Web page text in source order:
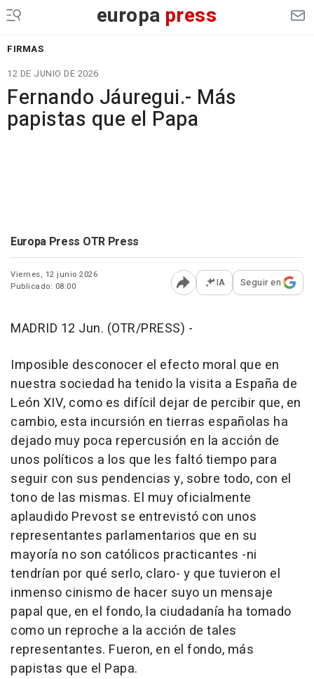
europa press
FIRMAS
12 DE JUNIO DE 2026
Fernando Jáuregui.- Más
papistas que el Papa
Europa Press OTR Press
Viernes, 12 junio 2026
Publicado: 08:00
Abrir opciones para
IA Seguir en
MADRID 12 Jun. (OTR/PRESS) -
Imposible desconocer el efecto moral que en
nuestra sociedad ha tenido la visita a España de
León XIV, como es difícil dejar de percibir que, en
cambio, esta incursión en tierras españolas ha
dejado muy poca repercusión en la acción de
unos políticos a los que les faltó tiempo para
seguir con sus pendencias y, sobre todo, con el
tono de las mismas. El muy oficialmente
aplaudido Prevost se entrevistó con unos
representantes parlamentarios que en su
mayoría no son católicos practicantes -ni
tendrían por qué serlo, claro- y que tuvieron el
inmenso cinismo de hacer suyo un mensaje
papal que, en el fondo, la ciudadanía ha tomado
como un reproche a la acción de tales
representantes. Fueron, en el fondo, más
papistas que el Papa.